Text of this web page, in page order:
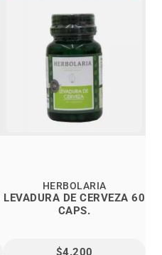
LEVADURA DE CERVEZA 60
CAPS.
HERBOLARIA
$4.200